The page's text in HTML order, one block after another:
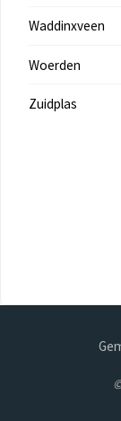
Waddinxveen
Woerden
Zuidplas